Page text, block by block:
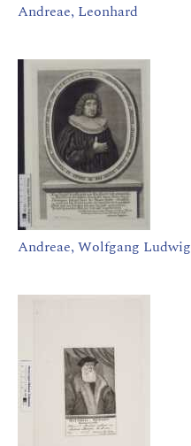
Andreae, Leonhard
Andreae, Wolfgang Ludwig